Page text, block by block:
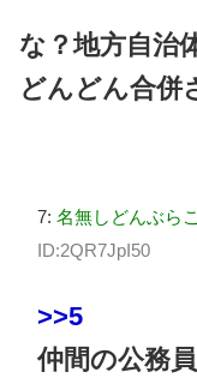
な？地方自治
どんどん合併
7: 名無しどんぶらこ
ID:2QR7JpI50
>>5
仲間の公務